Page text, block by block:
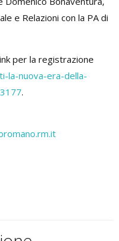
e Relazioni con la PA di
per la registrazione
la-nuova-era-della-
.